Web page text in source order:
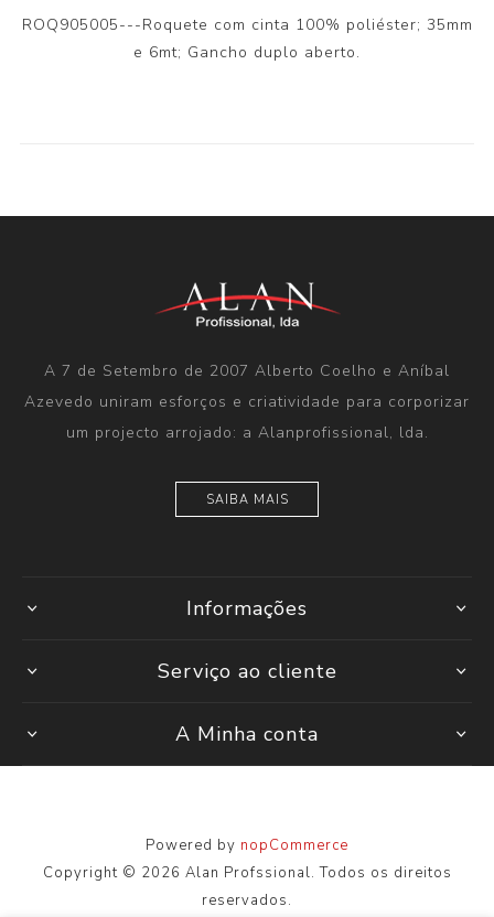
ROQ905005---Roquete com cinta 100% poliéster; 35mm
e 6mt; Gancho duplo aberto.
A 7 de Setembro de 2007 Alberto Coelho e Aníbal
Azevedo uniram esforços e criatividade para corporizar
um projecto arrojado: a Alanprofissional, lda.
SAIBA MAIS
Informações
Serviço ao cliente
A Minha conta
Powered by nopCommerce
Copyright © 2026 Alan Profssional. Todos os direitos
reservados.